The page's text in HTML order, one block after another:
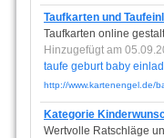
Taufkarten und
Taufkarten online
Hinzugefügt am
taufe geburt baby
http://www.kartenengel.de/
Kategorie
Wertvolle Ratschläge